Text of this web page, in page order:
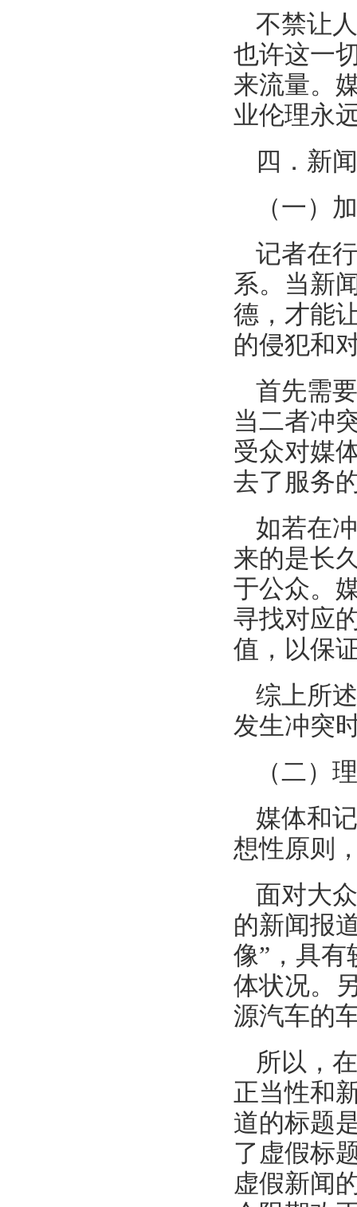
不禁让
也许这一
来流量。
业伦理永
四．新
（一）
记者在
系。当新
德，才能
的侵犯和
首先需
当二者冲
受众对媒
去了服务
如若在
来的是长
于公众。
寻找对应
值，以保
综上所
发生冲突
（二）
媒体和
想性原则
面对大
的新闻报
像”，具有
体状况。
源汽车的
所以，
正当性和
道的标题
了虚假标
虚假新闻